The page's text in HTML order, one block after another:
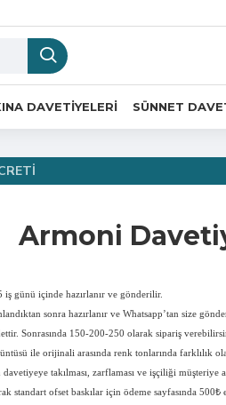
DAVETIYELERI SÜNNET
Armoni
günü içinde hazırlanır ve gönderilir.
sonra hazırlanır ve Whatsapp’tan size
Sonrasında 150-200-250 olarak sipariş
ile orijinali arasında renk tonlarında farklılık
davetiyeye takılması, zarflaması ve işçiliği müşteriye
standart ofset baskılar için ödeme sayfasında 500₺